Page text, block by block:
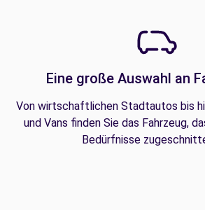
Eine große Auswahl an
Von wirtschaftlichen Stadtautos bis
und Vans finden Sie das Fahrzeug,
Bedürfnisse